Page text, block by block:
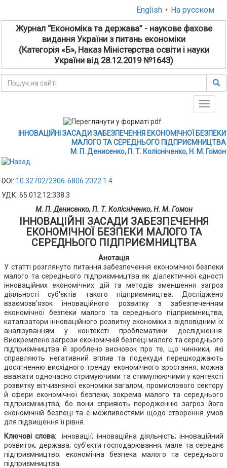
English • На русском
Журнал “Економіка та держава” - наукове фахове
видання України з питань економіки
(Категорія «Б», Наказ Міністерства освіти і науки
України від 28.12.2019 №1643)
Toggle
ІННОВАЦІЙНІ ЗАСАДИ ЗАБЕЗПЕЧЕННЯ ЕКОНОМІЧНОЇ БЕЗПЕКИ
МАЛОГО ТА СЕРЕДНЬОГО ПІДПРИЄМНИЦТВА
М. П. Денисенко, П. Т. Колісніченко, Н. М. Гомон
DOI: 10.32702/2306-6806.2022.1.4
УДК: 65.012.12:338.3
М. П. Денисенко, П. Т. Колісніченко, Н. М. Гомон
ІННОВАЦІЙНІ ЗАСАДИ ЗАБЕЗПЕЧЕННЯ
ЕКОНОМІЧНОЇ БЕЗПЕКИ МАЛОГО ТА
СЕРЕДНЬОГО ПІДПРИЄМНИЦТВА
Анотація
У статті розглянуто питання забезпечення економічної безпеки
малого та середнього підприємництва як діалектичної єдності
інноваційних економічних дій та методів зменшення загроз
діяльності суб'єктів такого підприємництва. Досліджено
взаємозв'язок інноваційного розвитку з забезпеченням
економічної безпеки малого та середнього підприємництва,
каталізатори інноваційного розвитку економіки з відповідним їх
аналізуванням у контексті проблематики дослідження.
Виокремлено загрози економічній безпеці малого та середнього
підприємництва й зроблено висновок про те, що чинники, які
справляють негативний вплив та подекуди перешкоджають
досягненню висхідного тренду економічного зростання, можна
вважати одночасно стримуючими та стимулюючими у контексті
розвитку вітчизняної економіки загалом, промислового сектору
й сфери економічної безпеки, зокрема малого та середнього
підприємництва, бо вони сприяють породженню загроз його
економічній безпеці та є можливостями щодо створення умов
для підвищення її рівня.
Ключові слова:
інновації; інноваційна діяльність; інноваційний
розвиток; держава; суб'єкти господарювання; мале та середнє
підприємництво; економічна безпека малого та середнього
підприємництва.